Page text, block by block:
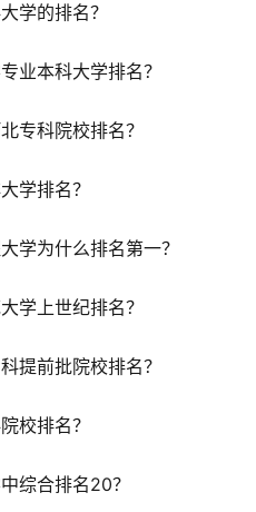
学的排名？
业本科大学排名？
专科院校排名？
学排名？
学为什么排名第一？
学上世纪排名？
提前批院校排名？
校排名？
综合排名20？